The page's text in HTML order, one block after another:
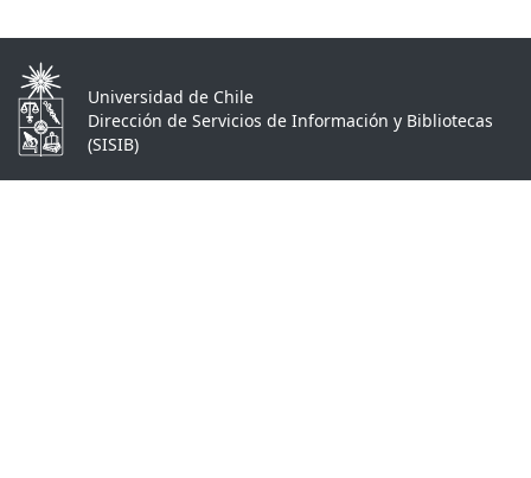
Universidad de Chile
Dirección de Servicios de Información y Bibliotecas
(SISIB)